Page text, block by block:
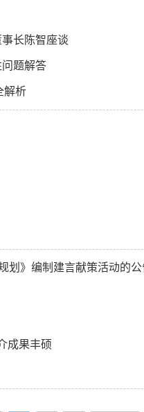
长陈智座谈
题解答
解析
划》编制建言献策活动的公
成果丰硕